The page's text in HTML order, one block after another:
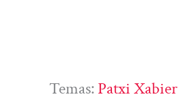
Temas: Patxi Xabier